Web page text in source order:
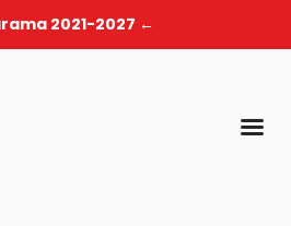
2021-2027 ←